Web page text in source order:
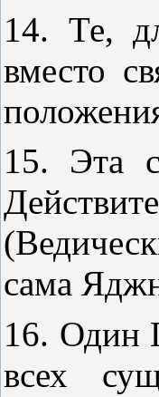
14. Те,
вместо
15. Эта
сама
16. Один
всех